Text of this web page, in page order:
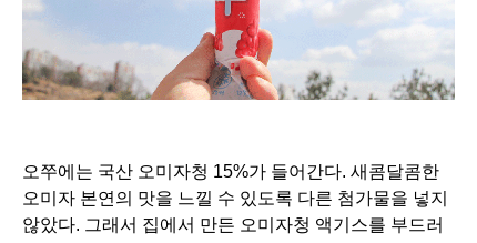
오쭈에는 국산 오미자청 15%가 들어간다. 새콤달콤한
오미자 본연의 맛을 느낄 수 있도록 다른 첨가물을 넣지
않았다. 그래서 집에서 만든 오미자청 액기스를 부드러